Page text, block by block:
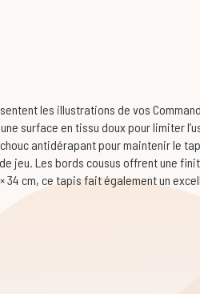
les illustrations de vos
surface en tissu doux pour limiter
antidérapant pour maintenir le
jeu. Les bords cousus offrent une
34 cm, ce tapis fait également un